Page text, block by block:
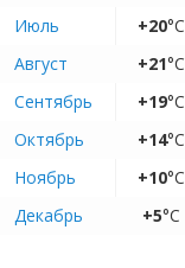
Июль
+20°C
Август
+21°C
Сентябрь
+19°C
Октябрь
+14°C
Ноябрь
+10°C
Декабрь
+5°C